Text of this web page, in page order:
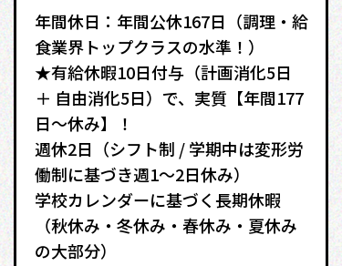
年間休日：年間公休167日（調理・給
食業界トップクラスの水準！）
★有給休暇10日付与（計画消化5日
＋ 自由消化5日）で、実質【年間177
日〜休み】！
週休2日（シフト制 / 学期中は変形労
働制に基づき週1〜2日休み）
学校カレンダーに基づく長期休暇
（秋休み・冬休み・春休み・夏休み
の大部分）